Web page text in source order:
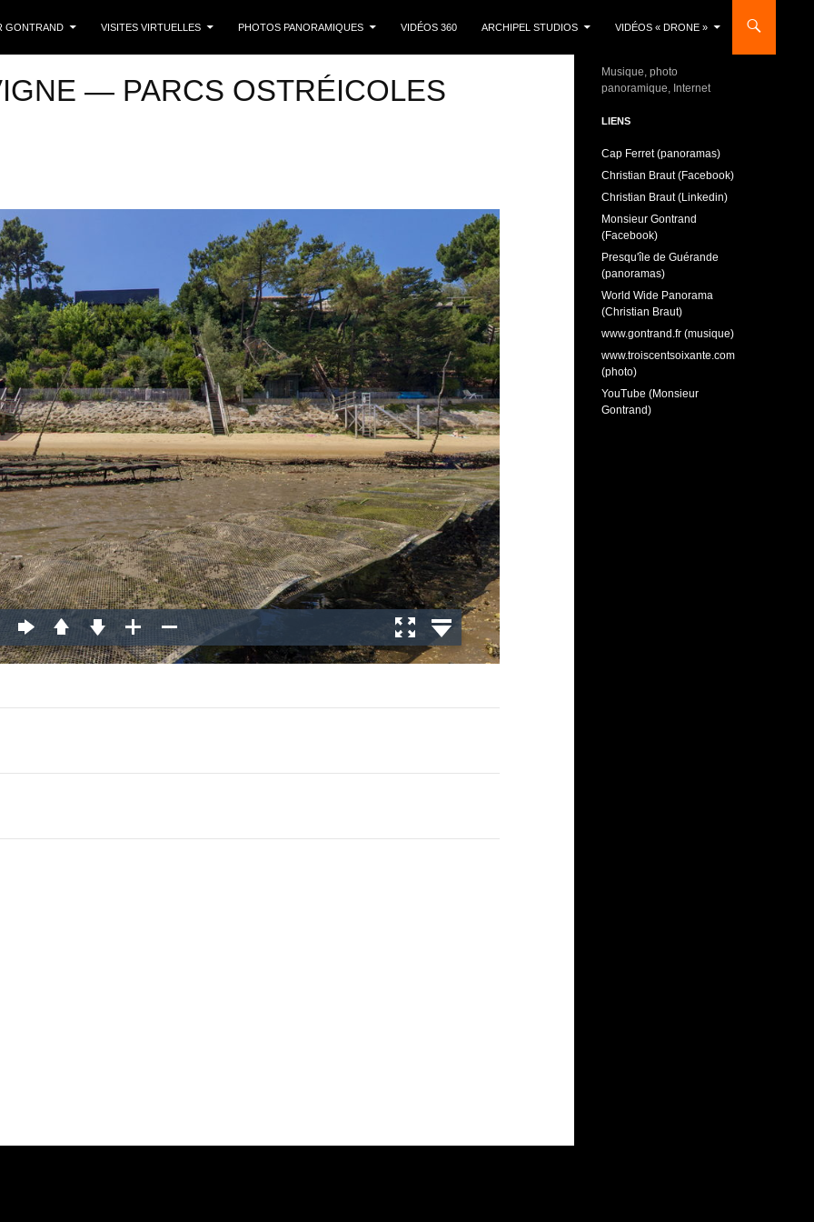
GONTRAND
VISITES VIRTUELLES PHOTOS PANORAMIQUES VIDÉOS 360 ARCHIPEL STUDIOS VIDÉOS « DRONE »
— PARCS OSTRÉICOLES
Musique, photo
panoramique, Internet
LIENS
Cap Ferret (panoramas)
Christian Braut (Facebook)
Christian Braut (Linkedin)
Monsieur Gontrand
(Facebook)
Presqu'île de Guérande
(panoramas)
World Wide Panorama
(Christian Braut)
www.gontrand.fr (musique)
www.troiscentsoixante.com
(photo)
YouTube (Monsieur
Gontrand)